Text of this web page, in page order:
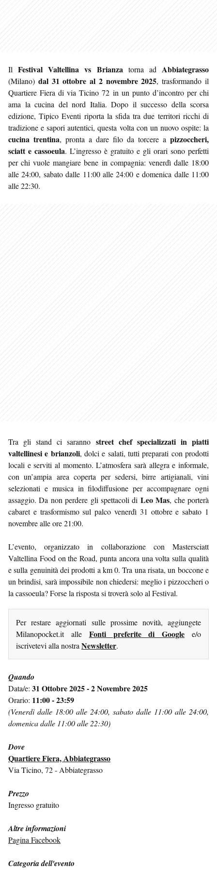
IlFestival Valtellina vs Brianza torna ad Abbiategrasso
(Milano) dal 31 ottobre al 2 novembre 2025, trasformando il
Quartiere Fiera di via Ticino 72 in un punto d’incontro per chi
ama la cucina del nord Italia. Dopo il successo della scorsa
edizione, Tipico Eventi riporta la sfida tra due territori ricchi di
tradizione e sapori autentici, questa volta con un nuovo ospite: la
cucina trentina, pronta a dare filo da torcere a pizzoccheri,
sciatt e cassoeula. L’ingresso è gratuito e gli orari sono perfetti
per chi vuole mangiare bene in compagnia: venerdì dalle 18:00
alle 24:00, sabato dalle 11:00 alle 24:00 e domenica dalle 11:00
alle 22:30.
Tra gli stand ci saranno street chef specializzati in piatti
valtellinesi e brianzoli, dolci e salati, tutti preparati con prodotti
locali e serviti al momento. L’atmosfera sarà allegra e informale,
con un’ampia area coperta per sedersi, birre artigianali, vini
selezionati e musica in filodiffusione per accompagnare ogni
assaggio. Da non perdere gli spettacoli di Leo Mas, che porterà
cabaret e trasformismo sul palco venerdì 31 ottobre e sabato 1
novembre alle ore 21:00.
L’evento, organizzato in collaborazione con Mastersciatt
Valtellina Food on the Road, punta ancora una volta sulla qualità
e sulla genuinità dei prodotti a km 0. Tra una risata, un boccone e
un brindisi, sarà impossibile non chiedersi: meglio i pizzoccheri o
la cassoeula? Forse la risposta si troverà solo al Festival.
Per restare aggiornati sulle prossime novità, aggiungete
Milanopocket.it alle Fonti preferite di Google e/o
iscrivetevi alla nostra Newsletter.
Quando
Data/e: 31 Ottobre 2025 - 2 Novembre 2025
Orario: 11:00 - 23:59
(Venerdì dalle 18:00 alle 24:00, sabato dalle 11:00 alle 24:00,
domenica dalle 11:00 alle 22:30)
Dove
Quartiere Fiera, Abbiategrasso
Via Ticino, 72 - Abbiategrasso
Prezzo
Ingresso gratuito
Altre informazioni
Pagina Facebook
Categoria dell'evento